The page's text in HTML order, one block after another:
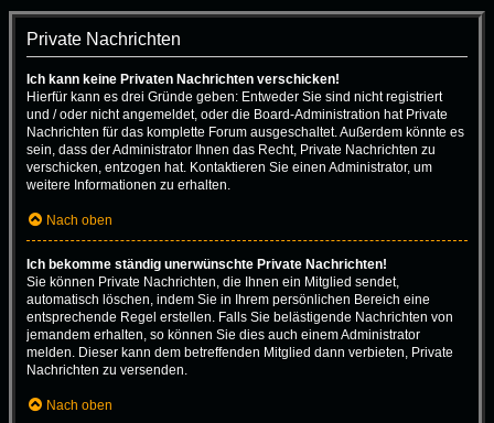
Private Nachrichten
Ich kann keine Privaten Nachrichten verschicken!
Hierfür kann es drei Gründe geben: Entweder Sie sind nicht registriert
und / oder nicht angemeldet, oder die Board-Administration hat Private
Nachrichten für das komplette Forum ausgeschaltet. Außerdem könnte es
sein, dass der Administrator Ihnen das Recht, Private Nachrichten zu
verschicken, entzogen hat. Kontaktieren Sie einen Administrator, um
weitere Informationen zu erhalten.
Nach oben
Ich bekomme ständig unerwünschte Private Nachrichten!
Sie können Private Nachrichten, die Ihnen ein Mitglied sendet,
automatisch löschen, indem Sie in Ihrem persönlichen Bereich eine
entsprechende Regel erstellen. Falls Sie belästigende Nachrichten von
jemandem erhalten, so können Sie dies auch einem Administrator
melden. Dieser kann dem betreffenden Mitglied dann verbieten, Private
Nachrichten zu versenden.
Nach oben